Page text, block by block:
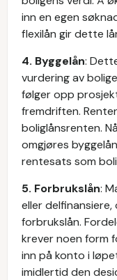
inn en egen
flexilån gir dette
4. Byggelån:
vurdering av
følger opp
fremdriften.
boliglånsrenten.
omgjøres
rentesats som
5. Forbrukslån:
eller
forbrukslån.
krever noen form
inn på konto i
imidlertid den